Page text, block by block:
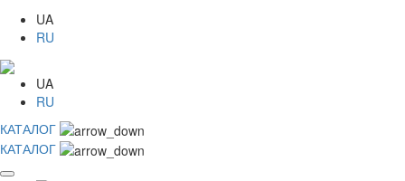
UA
RU
UA
RU
КАТАЛОГ
КАТАЛОГ